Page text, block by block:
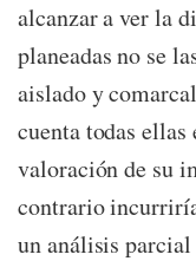
alcanzar a ver la
planeadas no se
aislado y
cuenta todas
valoración de su
contrario
un análisis